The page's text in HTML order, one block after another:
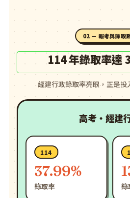
02 — 報考與錄取
114 年錄取率達
經建行政錄取率亮眼，正是投
高考・經建
114
37.99%
錄取率 錄